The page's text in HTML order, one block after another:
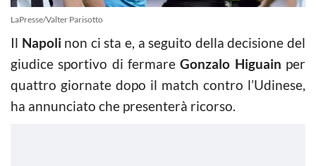
LaPresse/Valter Parisotto
Il Napoli non ci sta e, a seguito della decisione del
giudice sportivo di fermareGonzalo Higuain per
quattro giornate dopo il match contro l’Udinese,
ha annunciato che presenterà ricorso.